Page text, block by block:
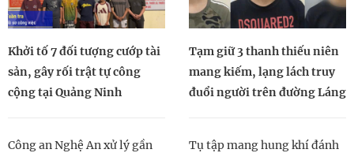
Khởi tố 7 đối tượng cướp tài
sản, gây rối trật tự công
cộng tại Quảng Ninh
Tạm giữ 3 thanh thiếu niên
mang kiếm, lạng lách truy
đuổi người trên đường Láng
Công an Nghệ An xử lý gần
Tụ tập mang hung khí đánh